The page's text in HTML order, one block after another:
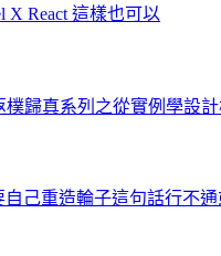
X React 這樣也可以
樸歸真系列之從實例學設
自己重造輪子這句話行不